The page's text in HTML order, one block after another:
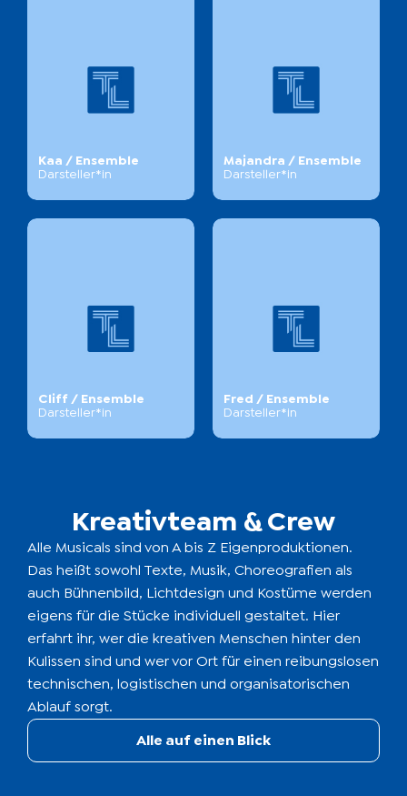
Kaa / Ensemble
Darsteller*in
Majandra / Ensemble
Darsteller*in
Cliff / Ensemble
Darsteller*in
Fred / Ensemble
Darsteller*in
Kreativteam & Crew
Alle Musicals sind von A bis Z Eigenproduktionen.
Das heißt sowohl Texte, Musik, Choreografien als
auch Bühnenbild, Lichtdesign und Kostüme werden
eigens für die Stücke individuell gestaltet. Hier
erfahrt ihr, wer die kreativen Menschen hinter den
Kulissen sind und wer vor Ort für einen reibungslosen
technischen, logistischen und organisatorischen
Ablauf sorgt.
Alle auf einen Blick